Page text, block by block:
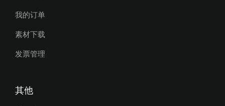
我的订单
素材下载
发票管理
其他